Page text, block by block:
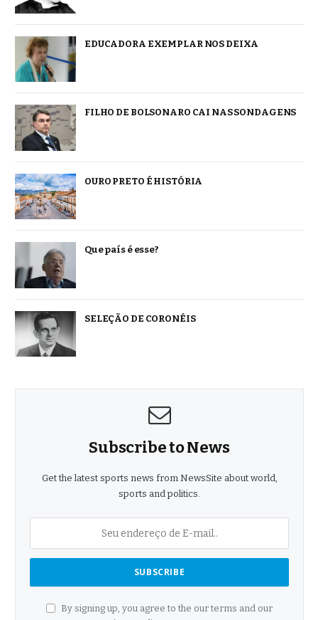
EDUCADORA EXEMPLAR NOS DEIXA
FILHO DE BOLSONARO CAI NAS SONDAGENS
OURO PRETO É HISTÓRIA
Que país é esse?
SELEÇÃO DE CORONÉIS
Subscribe to News
Get the latest sports news from NewsSite about world,
sports and politics.
By signing up, you agree to the our terms and our